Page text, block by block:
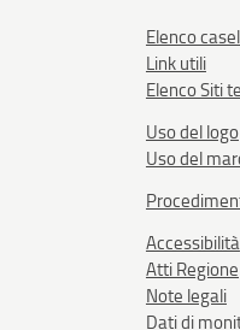
Elenco
Link utili
Elenco Siti
Uso del logo
Uso del
Accessibilità
Atti Regione
Note legali
Dati di